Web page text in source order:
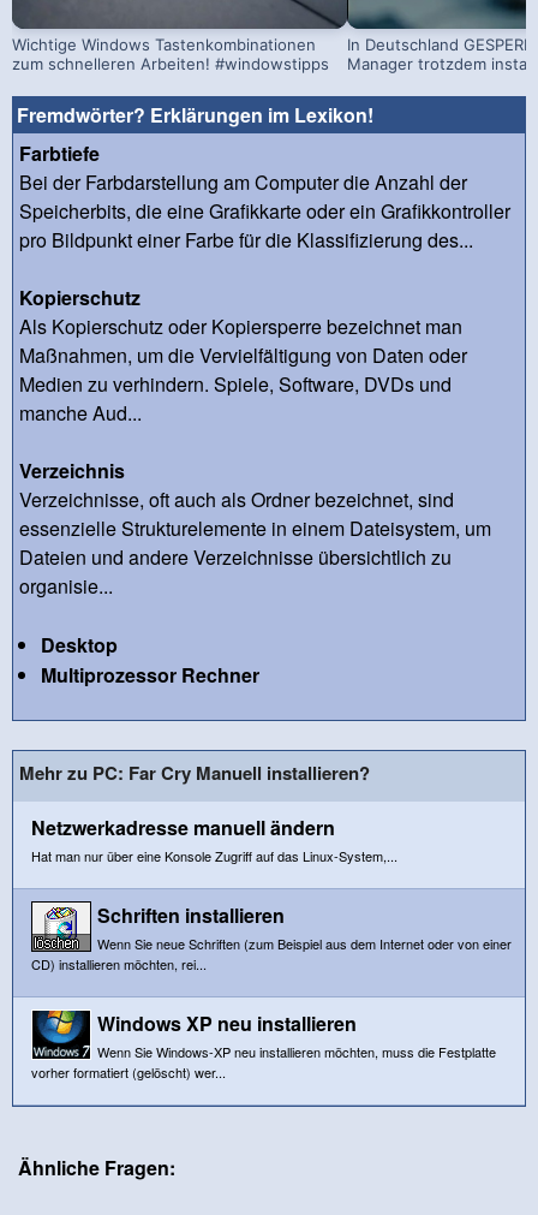
Wichtige Windows Tastenkombinationen
zum schnelleren Arbeiten! #windowstipps
In Deutschland
Manager trotzdem
Fremdwörter? Erklärungen im Lexikon!
Farbtiefe
Bei der Farbdarstellung am Computer die Anzahl der
Speicherbits, die eine Grafikkarte oder ein Grafikkontroller
pro Bildpunkt einer Farbe für die Klassifizierung des...
Kopierschutz
Als Kopierschutz oder Kopiersperre bezeichnet man
Maßnahmen, um die Vervielfältigung von Daten oder
Medien zu verhindern. Spiele, Software, DVDs und
manche Aud...
Verzeichnis
Verzeichnisse, oft auch als Ordner bezeichnet, sind
essenzielle Strukturelemente in einem Dateisystem, um
Dateien und andere Verzeichnisse übersichtlich zu
organisie...
Desktop
Multiprozessor Rechner
Mehr zu PC: Far Cry Manuell installieren?
Netzwerkadresse manuell ändern
Hat man nur über eine Konsole Zugriff auf das Linux-System,...
Schriften installieren
Wenn Sie neue Schriften (zum Beispiel aus dem Internet oder von einer
CD) installieren möchten, rei...
Windows XP neu installieren
Wenn Sie Windows-XP neu installieren möchten, muss die Festplatte
vorher formatiert (gelöscht) wer...
Ähnliche Fragen: